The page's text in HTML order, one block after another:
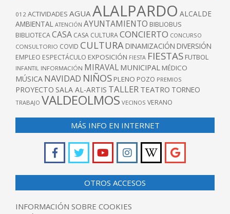
012 ACTIVIDADES AGUAALALPARDO ALCALDE
AMBIENTAL ATENCIÓN AYUNTAMIENTO BIBLIOBUS
BIBLIOTECACASA CASA CULTURACONCIERTO CONCURSO
CONSULTORIO COVID CULTURA DINAMIZACIÓN DIVERSIÓN
EMPLEO ESPECTÁCULO EXPOSICIÓN FIESTA FIESTAS FUTBOL
INFANTIL INFORMACIÓN MIRAVAL MUNICIPAL MÉDICO
MÚSICA NAVIDAD NIÑOS PLENO POZO PREMIOS
PROYECTO SALA AL-ARTIS TALLER TEATRO TORNEO
TRABAJO VALDEOLMOS VECINOS VERANO
MÁS INFO EN INTERNET
OTROS ACCESOS
INFORMACIÓN SOBRE COOKIES